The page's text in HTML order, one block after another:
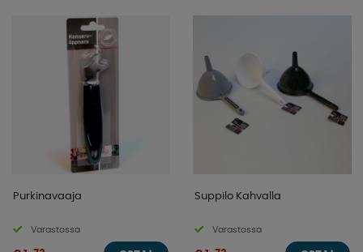
Purkinavaaja
Varastossa
Suppilo Kahvalla
Varastossa